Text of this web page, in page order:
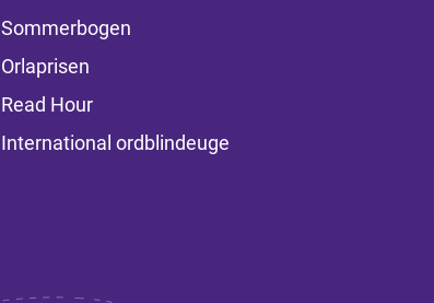
Sommerbogen
Orlaprisen
Read Hour
International ordblindeuge